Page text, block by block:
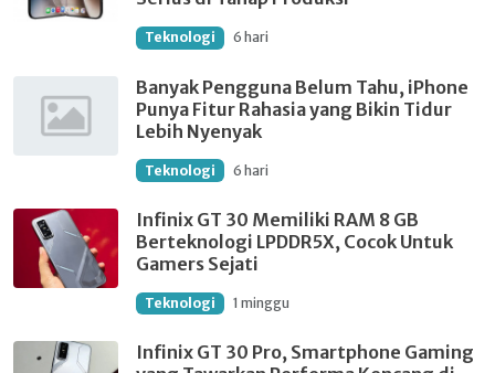
Teknologi 6 hari
Banyak Pengguna Belum Tahu, iPhone
Punya Fitur Rahasia yang Bikin Tidur
Lebih Nyenyak
Teknologi 6 hari
Infinix GT 30 Memiliki RAM 8 GB
Berteknologi LPDDR5X, Cocok Untuk
Gamers Sejati
Teknologi 1 minggu
Infinix GT 30 Pro, Smartphone Gaming